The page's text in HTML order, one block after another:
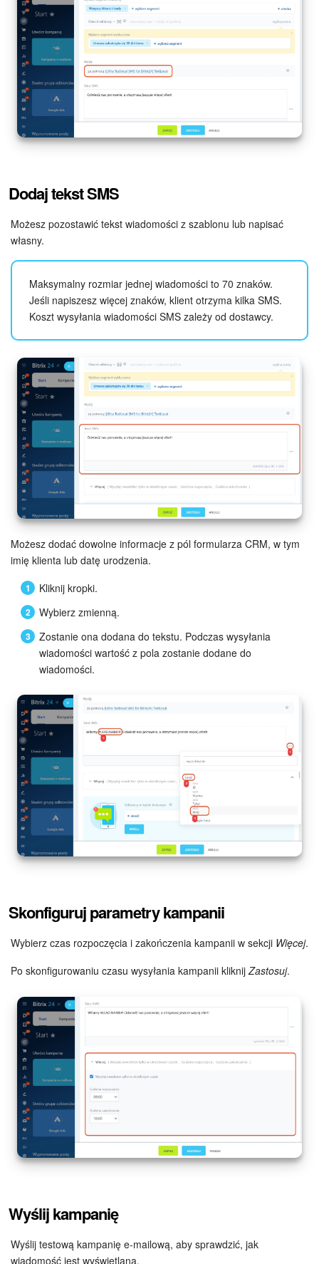
Dodaj tekst SMS
Możesz pozostawić tekst wiadomości z szablonu lub napisać
własny.
Maksymalny rozmiar jednej wiadomości to 70 znaków.
Jeśli napiszesz więcej znaków, klient otrzyma kilka SMS.
Koszt wysyłania wiadomości SMS zależy od dostawcy.
Możesz dodać dowolne informacje z pól formularza CRM, w tym
imię klienta lub datę urodzenia.
Kliknij kropki.
Wybierz zmienną.
Zostanie ona dodana do tekstu. Podczas wysyłania
wiadomości wartość z pola zostanie dodane do
wiadomości.
Skonfiguruj parametry kampanii
Wybierz czas rozpoczęcia i zakończenia kampanii w sekcji Więcej.
Po skonfigurowaniu czasu wysyłania kampanii kliknij Zastosuj.
Wyślij kampanię
Wyślij testową kampanię e-mailową, aby sprawdzić, jak
wiadomość jest wyświetlana.